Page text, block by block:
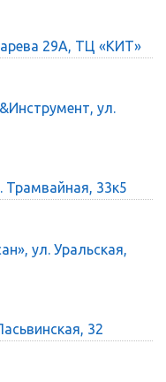
29А, ТЦ «КИТ»
ул.
Трамвайная, 33к5
ул. Уральская,
32